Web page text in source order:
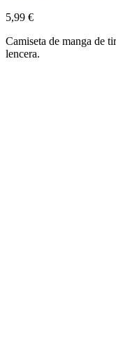
5,99 €
Camiseta de manga de
lencera.